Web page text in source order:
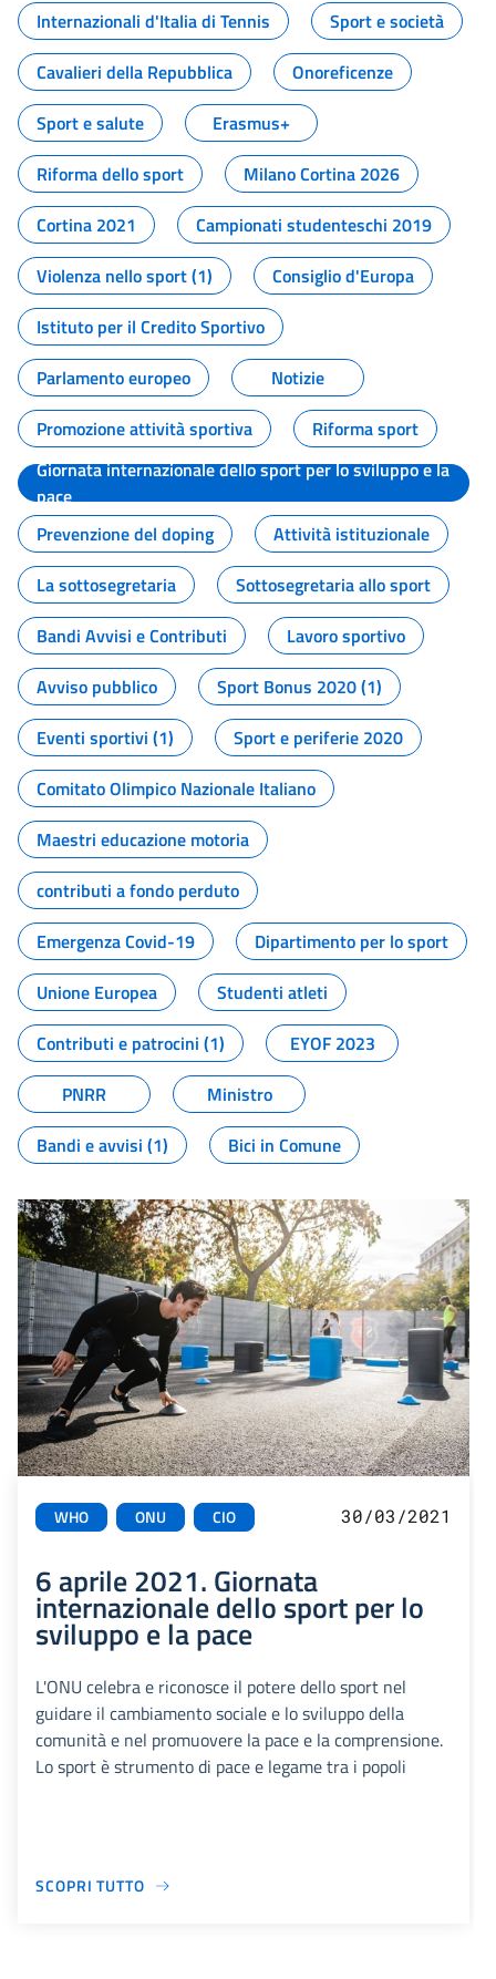
Internazionali d'Italia di Tennis
Sport e società
Cavalieri della Repubblica
Onoreficenze
Sport e salute
Erasmus+
Riforma dello sport
Milano Cortina 2026
Cortina 2021
Campionati studenteschi 2019
Violenza nello sport (1)
Consiglio d'Europa
Istituto per il Credito Sportivo
Parlamento europeo
Notizie
Promozione attività sportiva
Riforma sport
Giornata internazionale dello sport per lo sviluppo e la
pace
Prevenzione del doping
Attività istituzionale
La sottosegretaria
Sottosegretaria allo sport
Bandi Avvisi e Contributi
Lavoro sportivo
Avviso pubblico
Sport Bonus 2020 (1)
Eventi sportivi (1)
Sport e periferie 2020
Comitato Olimpico Nazionale Italiano
Maestri educazione motoria
contributi a fondo perduto
Emergenza Covid-19
Dipartimento per lo sport
Unione Europea
Studenti atleti
Contributi e patrocini (1)
EYOF 2023
PNRR
Ministro
Bandi e avvisi (1)
Bici in Comune
WHO ONU CIO 30/03/2021
6 aprile 2021. Giornata
internazionale dello sport per lo
sviluppo e la pace
L'ONU celebra e riconosce il potere dello sport nel
guidare il cambiamento sociale e lo sviluppo della
comunità e nel promuovere la pace e la comprensione.
Lo sport è strumento di pace e legame tra i popoli
SCOPRI TUTTO